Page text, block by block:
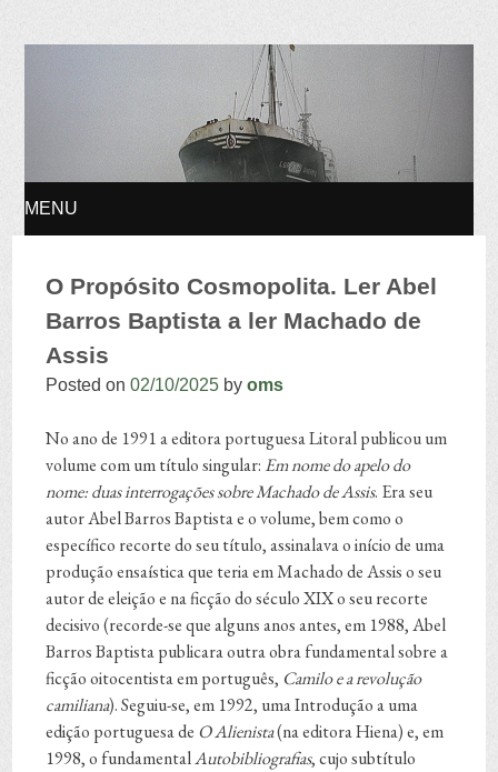
Osvaldo Manuel
Silvestre
MENU
O Propósito Cosmopolita. Ler Abel
Barros Baptista a ler Machado de
Assis
Posted on02/10/2025 byoms
No ano de 1991 a editora portuguesa Litoral publicou um
volume com um título singular: Em nome do apelo do
nome: duas interrogações sobre Machado de Assis. Era seu
autor Abel Barros Baptista e o volume, bem como o
específico recorte do seu título, assinalava o início de uma
produção ensaística que teria em Machado de Assis o seu
autor de eleição e na ficção do século XIX o seu recorte
decisivo (recorde-se que alguns anos antes, em 1988, Abel
Barros Baptista publicara outra obra fundamental sobre a
ficção oitocentista em português, Camilo e a revolução
camiliana). Seguiu-se, em 1992, uma Introdução a uma
edição portuguesa de O Alienista(na editora Hiena) e, em
1998, o fundamentalAutobibliografias, cujo subtítulo